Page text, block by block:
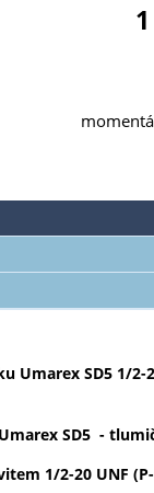
Umarex SD5 1/2-
SD5 -
1/2-20 UNF